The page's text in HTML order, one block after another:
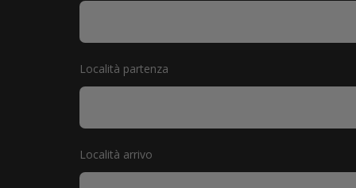
Località partenza
Località arrivo